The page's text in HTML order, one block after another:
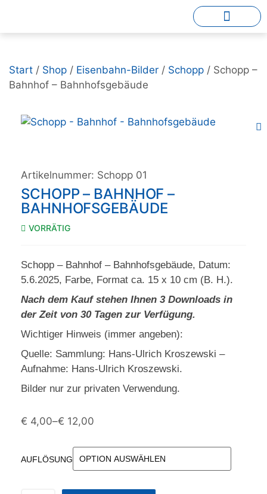
Start / Shop / Eisenbahn-Bilder / Schopp / Schopp –
Bahnhof – Bahnhofsgebäude
Artikelnummer: Schopp 01
SCHOPP – BAHNHOF –
BAHNHOFSGEBÄUDE
VORRÄTIG
Schopp – Bahnhof – Bahnhofsgebäude, Datum:
5.6.2025, Farbe, Format ca. 15 x 10 cm (B. H.).
Nach dem Kauf stehen Ihnen 3 Downloads in
der Zeit von 30 Tagen zur Verfügung.
Wichtiger Hinweis (immer angeben):
Quelle: Sammlung: Hans-Ulrich Kroszewski –
Aufnahme: Hans-Ulrich Kroszewski.
Bilder nur zur privaten Verwendung.
€ 4,00–€ 12,00
AUFLÖSUNG